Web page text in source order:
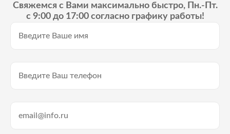
Свяжемся с Вами максимально быстро, Пн.-Пт.
с 9:00 до 17:00 согласно графику работы!